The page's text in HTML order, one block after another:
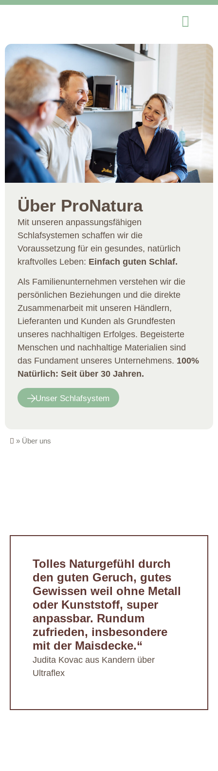
Über ProNatura
Mit unseren anpassungsfähigen
Schlafsystemen schaffen wir die
Voraussetzung für ein gesundes, natürlich
kraftvolles Leben: Einfach guten Schlaf.
Als Familienunternehmen verstehen wir die
persönlichen Beziehungen und die direkte
Zusammenarbeit mit unseren Händlern,
Lieferanten und Kunden als Grundfesten
unseres nachhaltigen Erfolges. Begeisterte
Menschen und nachhaltige Materialien sind
das Fundament unseres Unternehmens. 100%
Natürlich: Seit über 30 Jahren.
Unser Schlafsystem
» Über uns
Tolles Naturgefühl durch
den guten Geruch, gutes
Gewissen weil ohne Metall
oder Kunststoff, super
anpassbar. Rundum
zufrieden, insbesondere
mit der Maisdecke.“
Judita Kovac aus Kandern über
Ultraflex